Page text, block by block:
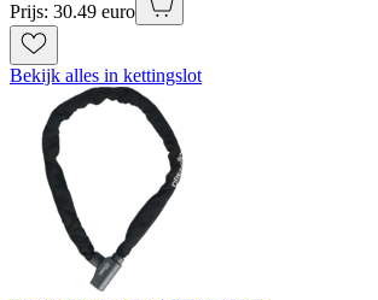
Prijs: 30.49 euro
Bekijk alles in kettingslot